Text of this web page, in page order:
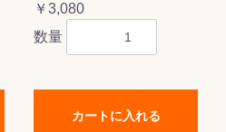
￥3,080
数量
カートに入れる